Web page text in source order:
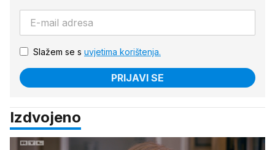
Slažem se s uvjetima korištenja.
PRIJAVI SE
Izdvojeno